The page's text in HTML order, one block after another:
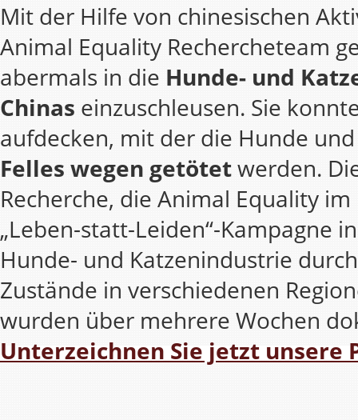
Mit der Hilfe von chinesischen
Animal Equality Rechercheteam
abermals in die Hunde- und
Chinas einzuschleusen. Sie
aufdecken, mit der die Hunde
Felles wegen getötetwerden.
Recherche, die Animal Equality
„Leben-statt-Leiden“-Kampagne
Hunde- und Katzenindustrie
Zustände in verschiedenen
wurden über mehrere Wochen
Unterzeichnen Sie jetzt unsere